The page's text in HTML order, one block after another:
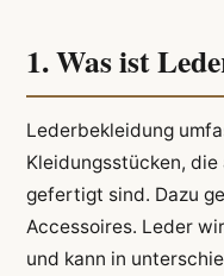
1. Was ist
Lederbekleidung
Kleidungsstücken,
gefertigt sind. Dazu
Accessoires. Leder
und kann in